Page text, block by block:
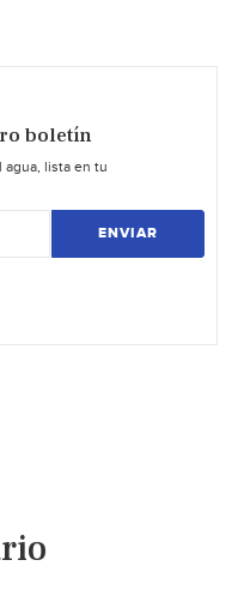
boletín
agua, lista en tu
ENVIAR